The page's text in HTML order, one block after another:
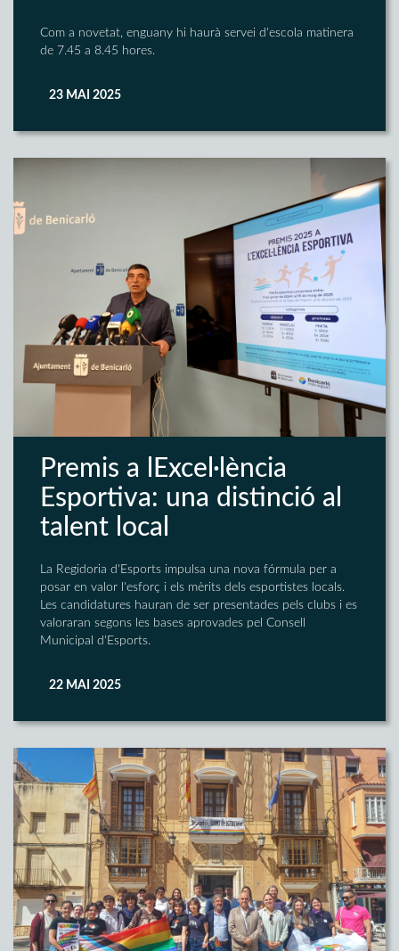
Com a novetat, enguany hi haurà servei d'escola matinera
de 7.45 a 8.45 hores.
23 MAI 2025
Premis a lExcel·lència
Esportiva: una distinció al
talent local
La Regidoria d'Esports impulsa una nova fórmula per a
posar en valor l'esforç i els mèrits dels esportistes locals.
Les candidatures hauran de ser presentades pels clubs i es
valoraran segons les bases aprovades pel Consell
Municipal d'Esports.
22 MAI 2025